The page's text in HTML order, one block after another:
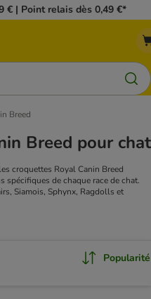
€ | Point relais dès 0,49 €*
Breed
Breed pour chat
croquettes Royal Canin Breed
spécifiques de chaque race de chat.
Siamois, Sphynx, Ragdolls et
Popularité